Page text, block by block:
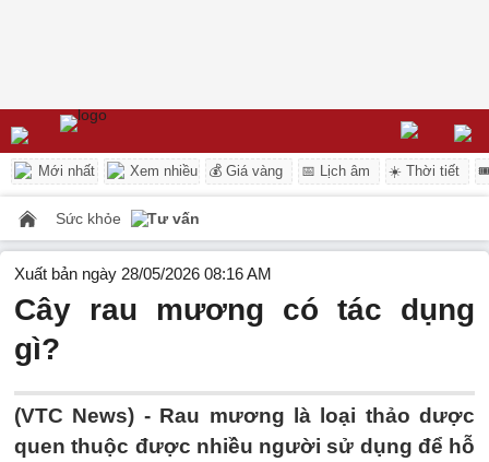
Mới nhất Xem nhiều 💰 Giá vàng 📅 Lịch âm ☀️ Thời tiết
Sức khỏe Tư vấn
Xuất bản ngày 28/05/2026 08:16 AM
Cây rau mương có tác dụng
gì?
(VTC News) - Rau mương là loại thảo dược
quen thuộc được nhiều người sử dụng để hỗ